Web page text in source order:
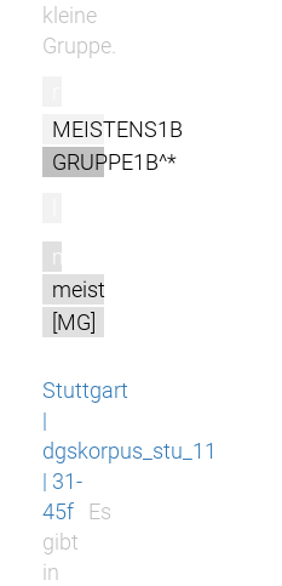
kleine
Gruppe.
MEISTENS1B
GRUPPE1B^*
m
meist
[MG]
Stuttgart
|
dgskorpus_stu_11
| 31-
45f
Es
gibt
in